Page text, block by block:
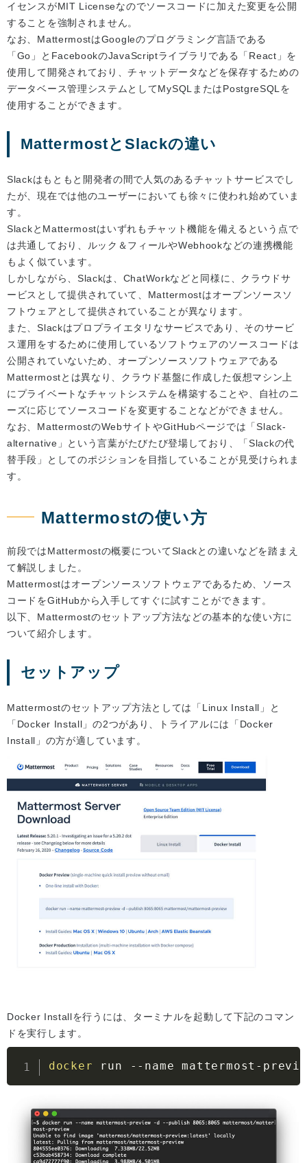
イセンスがMIT Licenseなのでソースコードに加えた変更を公開
することを強制されません。
なお、MattermostはGoogleのプログラミング言語である
「Go」とFacebookのJavaScriptライブラリである「React」を
使用して開発されており、チャットデータなどを保存するための
データベース管理システムとしてMySQLまたはPostgreSQLを
使用することができます。
MattermostとSlackの違い
Slackはもともと開発者の間で人気のあるチャットサービスでし
たが、現在では他のユーザーにおいても徐々に使われ始めていま
す。
SlackとMattermostはいずれもチャット機能を備えるという点で
は共通しており、ルック＆フィールやWebhookなどの連携機能
もよく似ています。
しかしながら、Slackは、ChatWorkなどと同様に、クラウドサ
ービスとして提供されていて、Mattermostはオープンソースソ
フトウェアとして提供されていることが異なります。
また、Slackはプロプライエタリなサービスであり、そのサービ
ス運用をするために使用しているソフトウェアのソースコードは
公開されていないため、オープンソースソフトウェアである
Mattermostとは異なり、クラウド基盤に作成した仮想マシン上
にプライベートなチャットシステムを構築することや、自社のニ
ーズに応じてソースコードを変更することなどができません。
なお、MattermostのWebサイトやGitHubページでは「Slack-
alternative」という言葉がたびたび登場しており、「Slackの代
替手段」としてのポジションを目指していることが見受けられま
す。
Mattermostの使い方
前段ではMattermostの概要についてSlackとの違いなどを踏まえ
て解説しました。
Mattermostはオープンソースソフトウェアであるため、ソース
コードをGitHubから入手してすぐに試すことができます。
以下、Mattermostのセットアップ方法などの基本的な使い方に
ついて紹介します。
セットアップ
Mattermostのセットアップ方法としては「Linux Install」と
「Docker Install」の2つがあり、トライアルには「Docker
Install」の方が適しています。
Docker Installを行うには、ターミナルを起動して下記のコマン
ドを実行します。
docker run --name mattermost-